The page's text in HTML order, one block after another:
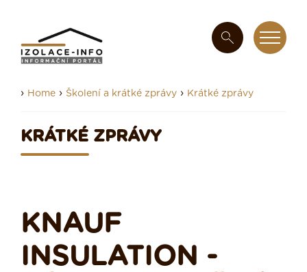
› Home › Školení a krátké zprávy › Krátké zprávy
KRÁTKÉ ZPRÁVY
KNAUF
INSULATION -